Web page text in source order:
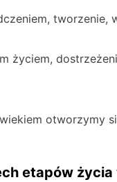
tworzenie,
życiem,
otworzymy
etapów życia